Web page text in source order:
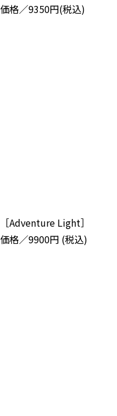
価格／9350円(税込)
［Adventure Light］
価格／9900円 (税込)